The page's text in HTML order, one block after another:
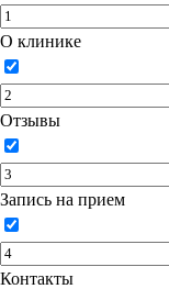
О клинике
Отзывы
Запись на прием
Контакты